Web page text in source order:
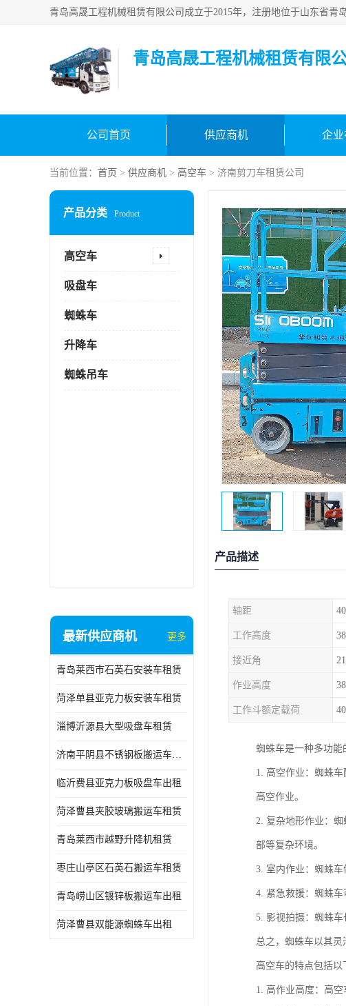
青岛高晟工程机械租赁有限
公司首页 供应商机 企业
当前位置： 首页 > 供应商机 > 高空车 > 济南剪刀车租赁公司
产品分类 Product
高空车
吸盘车
蜘蛛车
升降车
蜘蛛吊车
最新供应商机 更多
青岛莱西市石英石安装车租赁
菏泽单县亚克力板安装车租赁
淄博沂源县大型吸盘车租赁
济南平阴县不锈钢板搬运车出租
临沂费县亚克力板吸盘车出租
菏泽曹县夹胶玻璃搬运车租赁
青岛莱西市越野升降机租赁
枣庄山亭区石英石搬运车租赁
青岛崂山区镀锌板搬运车出租
菏泽曹县双能源蜘蛛车出租
产品描述
轴距
工作高度
接近角
作业高度
工作斗额定载荷
蜘蛛车是一种多功能
1. 高空作业：蜘蛛
高空作业。
2. 复杂地形作业：
部等复杂环境。
3. 室内作业：蜘蛛
4. 紧急救援：蜘蛛
5. 影视拍摄：蜘蛛车
总之，蜘蛛车以其灵
高空车的特点包括以
1. 高作业高度：高